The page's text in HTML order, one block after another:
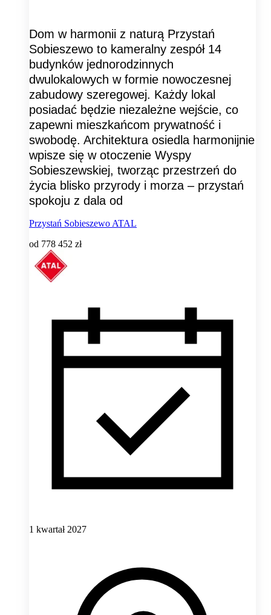
Dom w harmonii z naturą Przystań
Sobieszewo to kameralny zespół 14
budynków jednorodzinnych
dwulokalowych w formie nowoczesnej
zabudowy szeregowej. Każdy lokal
posiadać będzie niezależne wejście, co
zapewni mieszkańcom prywatność i
swobodę. Architektura osiedla harmonijnie
wpisze się w otoczenie Wyspy
Sobieszewskiej, tworząc przestrzeń do
życia blisko przyrody i morza – przystań
spokoju z dala od
Przystań Sobieszewo ATAL
od 778 452 zł
1 kwartał 2027